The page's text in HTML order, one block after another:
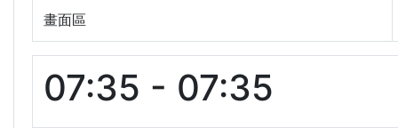
畫面區
07:35 - 07:35